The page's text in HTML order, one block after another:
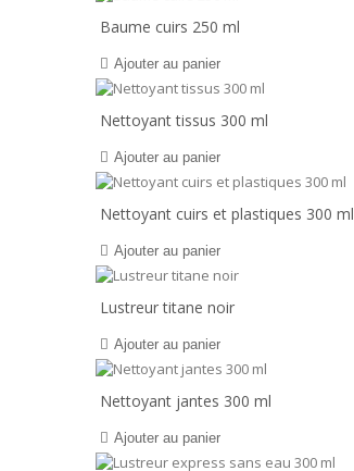
Baume cuirs 250 ml
Ajouter au panier
Nettoyant tissus 300 ml
Ajouter au panier
Nettoyant cuirs et plastiques 300 ml
Ajouter au panier
Lustreur titane noir
Ajouter au panier
Nettoyant jantes 300 ml
Ajouter au panier